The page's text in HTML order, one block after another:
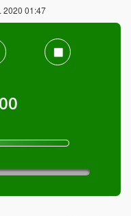
2020 01:47